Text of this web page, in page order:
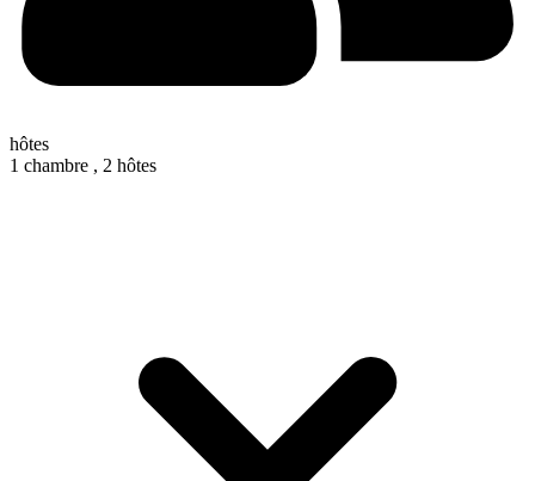
hôtes
1 chambre , 2 hôtes